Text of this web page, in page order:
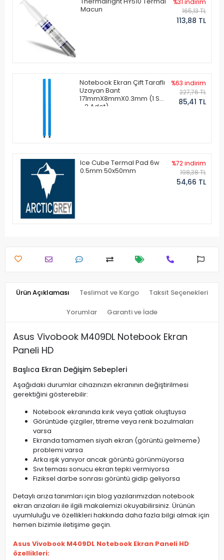
Macun
%31 indirim
165,13 TL
113,88 TL
Notebook Ekran Çift Taraflı
Uzayan Bant
171mmX8mmX0.3mm (1 Set
- 2 Adet)
%63 indirim
227,76 TL
85,41 TL
Ice Cube Termal Pad 6w
0.5mm 50x50mm
%72 indirim
198,38 TL
54,66 TL
Ürün Açıklaması Teslimat ve Kargo Taksit Seçenekleri
Yorumlar Garanti ve İade
Asus Vivobook M409DL Notebook Ekran
Paneli HD
Başlıca Ekran Değişim Sebepleri
Aşağıdaki durumlar cihazınızın ekranının değiştirilmesi
gerektiğini gösterebilir:
Notebook ekranında kırık veya çatlak oluştuysa
Görüntüde çizgiler, titreme veya renk bozulmaları
varsa
Ekranda tamamen siyah ekran (görüntü gelmeme)
problemi varsa
Arka ışık yanıyor ancak görüntü görünmüyorsa
Sıvı teması sonucu ekran tepki vermiyorsa
Fiziksel darbe sonrası görüntü gidip geliyorsa
Detaylı arıza tanımları için blog yazılarımızdan notebook
ekran arızaları ile ilgili makalemizi okuyabilirsiniz. Ürünün
uyumluluğu ve özellikleri hakkında daha fazla bilgi almak için
hemen bizimle iletişime geçin.
Asus Vivobook M409DL Notebook Ekran Paneli HD
özellikleri: